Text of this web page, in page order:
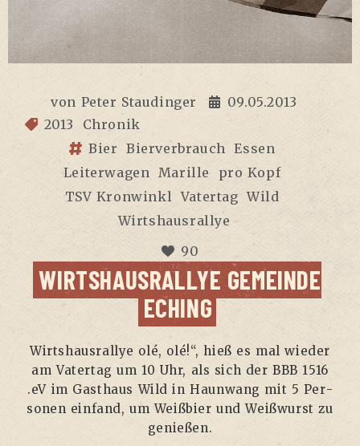
von Peter Staudinger
09.05.2013
2013
Chronik
Bier
Bierverbrauch Essen
Leiterwagen Marille
pro Kopf
TSV Kronwinkl Vatertag Wild
Wirtshausrallye
90
WIRTS­HAUS­RAL­LYE GEMEIN­DE
ECHING
Wirts­haus­ral­lye olé, olé!“, hieß es mal wie­der
am Vater­tag um 10 Uhr, als sich der BBB 1516
.eV im Gast­haus Wild in Haun­wang mit 5 Per­
so­nen ein­fand, um Weiß­bier und Weiß­wurst zu
genießen.